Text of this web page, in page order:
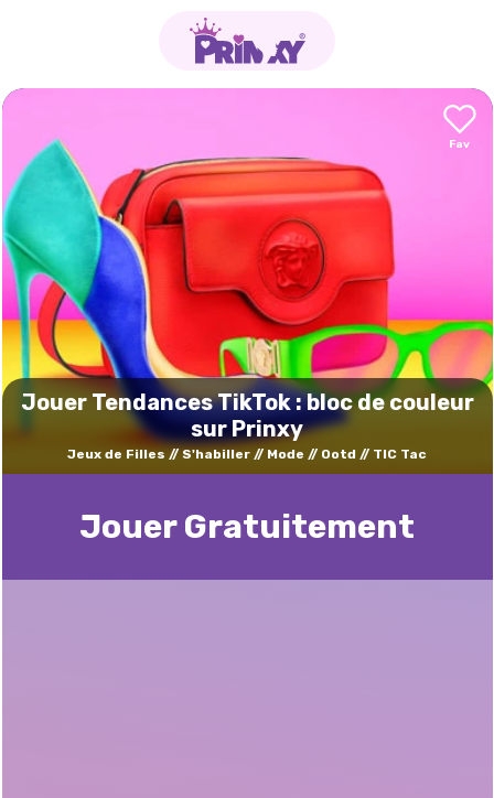
Jouer Tendances TikTok : bloc de couleur
sur Prinxy
Jeux de Filles S'habiller Mode Ootd TIC Tac
Jouer Gratuitement